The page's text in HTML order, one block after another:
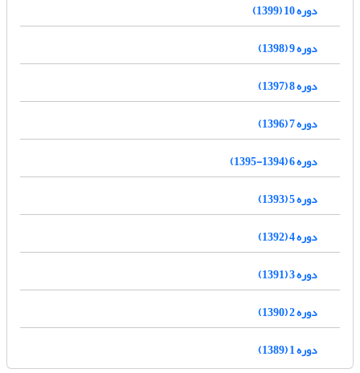
دوره 10 (1399)
دوره 9 (1398)
دوره 8 (1397)
دوره 7 (1396)
دوره 6 (1394-1395)
دوره 5 (1393)
دوره 4 (1392)
دوره 3 (1391)
دوره 2 (1390)
دوره 1 (1389)